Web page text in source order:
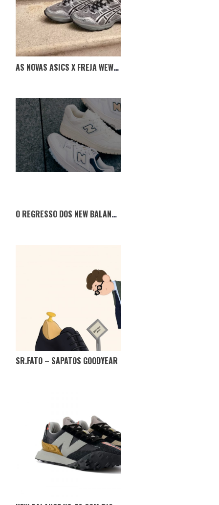
AS NOVAS ASICS X FREJA WEWER GEL-1090 V2
O REGRESSO DOS NEW BALANCE 550
SR.FATO – SAPATOS GOODYEAR